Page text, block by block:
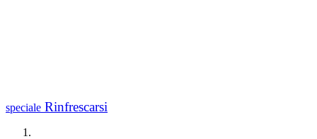
speciale Rinfrescarsi